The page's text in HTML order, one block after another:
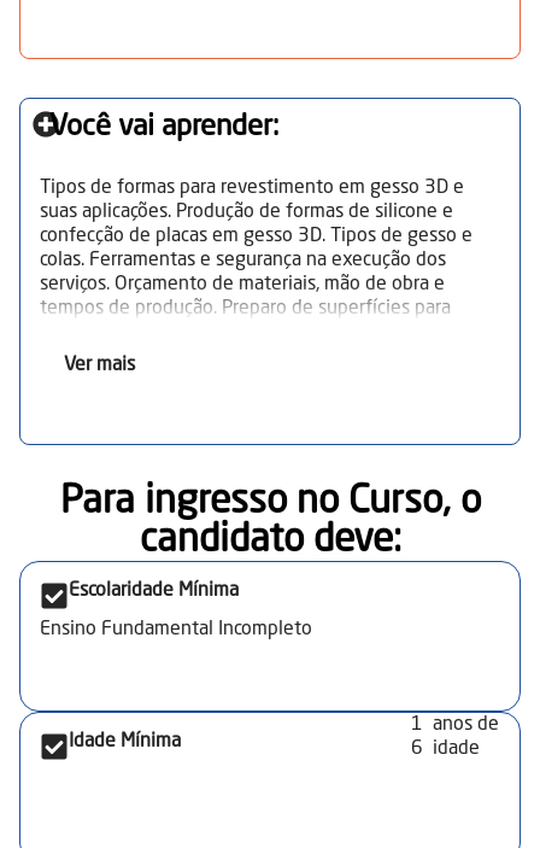
Você vai aprender:
Tipos de formas para revestimento em gesso 3D e
suas aplicações. Produção de formas de silicone e
confecção de placas em gesso 3D. Tipos de gesso e
colas. Ferramentas e segurança na execução dos
serviços. Orçamento de materiais, mão de obra e
tempos de produção. Preparo de superfícies para
gesso 3D. Execução do assentamento: corte, fixação e
ambiental.
Ver mais
Para ingresso no Curso, o
candidato deve:​
Escolaridade Mínima
Ensino Fundamental Incompleto
Idade Mínima
1
6
anos de
idade